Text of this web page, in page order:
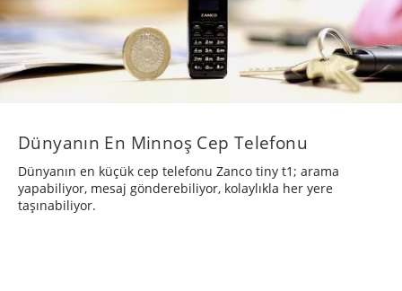
Dünyanın En Minnoş Cep Telefonu
Dünyanın en küçük cep telefonu Zanco tiny t1; arama
yapabiliyor, mesaj gönderebiliyor, kolaylıkla her yere
taşınabiliyor.